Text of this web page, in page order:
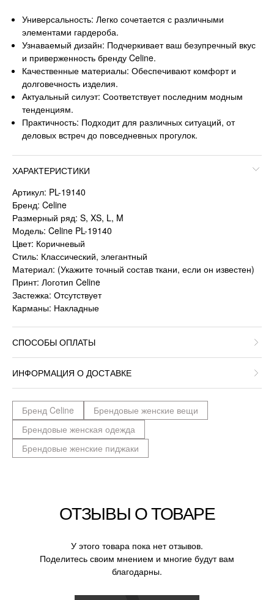
Универсальность: Легко сочетается с различными
элементами гардероба.
Узнаваемый дизайн: Подчеркивает ваш безупречный вкус
и приверженность бренду Celine.
Качественные материалы: Обеспечивают комфорт и
долговечность изделия.
Актуальный силуэт: Соответствует последним модным
тенденциям.
Практичность: Подходит для различных ситуаций, от
деловых встреч до повседневных прогулок.
ХАРАКТЕРИСТИКИ
Артикул: PL-19140
Бренд: Celine
Размерный ряд: S, XS, L, M
Модель: Celine PL-19140
Цвет: Коричневый
Стиль: Классический, элегантный
Материал: (Укажите точный состав ткани, если он известен)
Принт: Логотип Celine
Застежка: Отсутствует
Карманы: Накладные
СПОСОБЫ ОПЛАТЫ
ИНФОРМАЦИЯ О ДОСТАВКЕ
Бренд Celine
Брендовые женские вещи
Брендовые женская одежда
Брендовые женские пиджаки
ОТЗЫВЫ О ТОВАРЕ
У этого товара пока нет отзывов.
Поделитесь своим мнением и многие будут вам
благодарны.